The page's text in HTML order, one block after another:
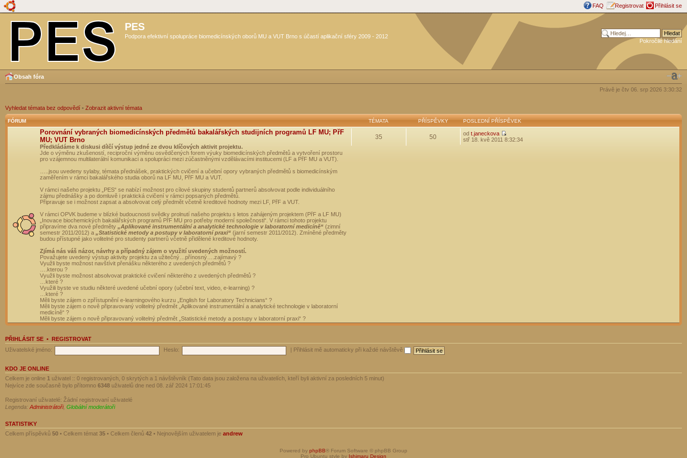
FAQ Registrovat Přihlásit se
PES
Podpora efektivní spolupráce biomedicínských oborů MU a VUT Brno s účastí aplikační sféry 2009 - 2012
Pokročilé hledání
Obsah fóra
Právě je čtv 06. srp 2026 3:30:32
Vyhledat témata bez odpovědí • Zobrazit aktivní témata
FÓRUM TÉMATA PŘÍSPĚVKY POSLEDNÍ PŘÍSPĚVEK
Porovnání vybraných biomedicínských předmětů bakalářských studijních programů LF MU; PřF
MU; VUT Brno
Předkládáme k diskusi dílčí výstup jedné ze dvou klíčových aktivit projektu.
Jde o výměnu zkušeností, reciproční výměnu osvědčených forem výuky biomedicínských předmětů a vytvoření prostoru
pro vzájemnou multilaterální komunikaci a spolupráci mezi zúčastněnými vzdělávacími institucemi (LF a PřF MU a VUT).
…..jsou uvedeny sylaby, témata přednášek, praktických cvičení a učební opory vybraných předmětů s biomedicínským
zaměřením v rámci bakalářského studia oborů na LF MU, PřF MU a VUT.
V rámci našeho projektu „PES“ se nabízí možnost pro cílové skupiny studentů partnerů absolvovat podle individuálního
zájmu přednášky a po domluvě i praktická cvičení v rámci popsaných předmětů.
Připravuje se i možnost zapsat a absolvovat celý předmět včetně kreditové hodnoty mezi LF, PřF a VUT.
V rámci OPVK budeme v blízké budoucnosti svědky prolnutí našeho projektu s letos zahájeným projektem (PřF a LF MU)
„Inovace biochemických bakalářských programů PřF MU pro potřeby moderní společnosti“. V rámci tohoto projektu
připravíme dva nové předměty „Aplikované instrumentální a analytické technologie v laboratorní medicíně“ (zimní
semestr 2011/2012) a „Statistické metody a postupy v laboratorní praxi“ (jarní semestr 2011/2012). Zmíněné předměty
budou přístupné jako volitelné pro studenty partnerů včetně přidělené kreditové hodnoty.
Zjímá nás váš názor, návrhy a případný zájem o využití uvedených možností.
Považujete uvedený výstup aktivity projektu za užitečný…přínosný….zajímavý ?
Využli byste možnost navštívit přenášku některého z uvedených předmětů ?
….kterou ?
Využli byste možnost absolvovat praktické cvičení některého z uvedených předmětů ?
…které ?
Využili byste ve studiu některé uvedené učební opory (učební text, video, e-learning) ?
…které ?
Měli byste zájem o zpřístupnění e-learningového kurzu „English for Laboratory Technicians“ ?
Měli byste zájem o nově připravovaný volitelný předmět „Aplikované instrumentální a analytické technologie v laboratorní
medicíně“ ?
Měli byste zájem o nově připravovaný volitelný předmět „Statistické metody a postupy v laboratorní praxi“ ?
35 50 od t.janeckova
stř 18. kvě 2011 8:32:34
PŘIHLÁSIT SE • REGISTROVAT
Uživatelské jméno:
Heslo: Přihlásit mě automaticky při každé návštěvě
KDO JE ONLINE
Celkem je online 1 uživatel :: 0 registrovaných, 0 skrytých a 1 návštěvník (Tato data jsou založena na uživatelích, kteří byli aktivní za posledních 5 minut)
Nejvíce zde současně bylo přítomno 6348 uživatelů dne ned 08. zář 2024 17:01:45
Registrovaní uživatelé: Žádní registrovaní uživatelé
Legenda: Administrátoři, Globální moderátoři
STATISTIKY
Celkem příspěvků 50 • Celkem témat 35 • Celkem členů 42 • Nejnovějším uživatelem je andrew
Powered by phpBB® Forum Software © phpBB Group
Pro Ubuntu style by Ishimaru Design